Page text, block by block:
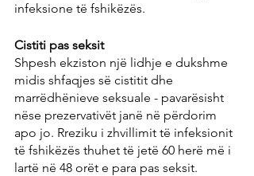
infeksione të fshikëzës.
Cistiti pas seksit
Shpesh ekziston një lidhje e dukshme
midis shfaqjes së cistitit dhe
marrëdhënieve seksuale - pavarësisht
nëse prezervativët janë në përdorim
apo jo. Rreziku i zhvillimit të infeksionit
të fshikëzës thuhet të jetë 60 herë më i
lartë në 48 orët e para pas seksit.